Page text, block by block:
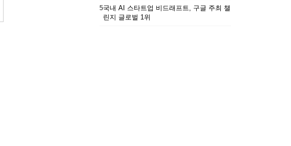
5국내 AI 스타트업 비드래프트, 구글 주최 챌
린지 글로벌 1위